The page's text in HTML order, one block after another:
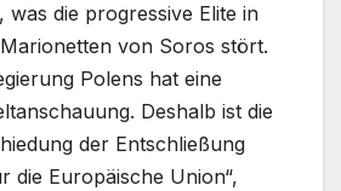
was die progressive Elite in
von Soros stört.
Polens hat eine
Deshalb ist die
der Entschließung
die Europäische Union“,